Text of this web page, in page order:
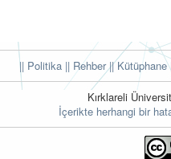
|| Politika || Rehber|| Kütüphane
Kırklareli
İçerikte herhangi bir